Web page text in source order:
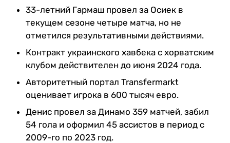
33-летний Гармаш провел за Осиек в
текущем сезоне четыре матча, но не
отметился результативными действиями.
Контракт украинского хавбека с хорватским
клубом действителен до июня 2024 года.
Авторитетный портал Transfermarkt
оценивает игрока в 600 тысяч евро.
Денис провел за Динамо 359 матчей, забил
54 гола и оформил 45 ассистов в период с
2009-го по 2023 год.